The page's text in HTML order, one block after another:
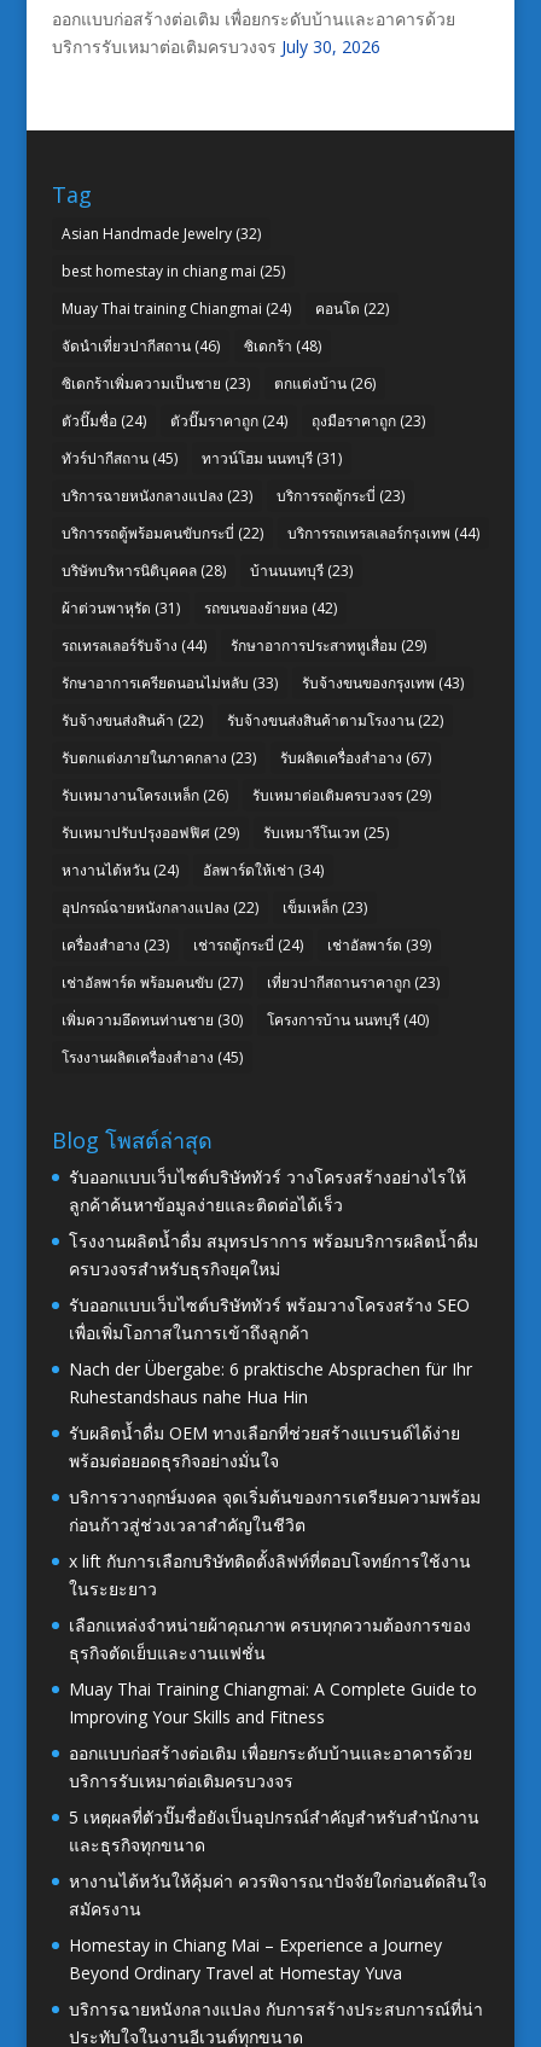
ออกแบบก่อสร้างต่อเติม เพื่อยกระดับบ้านและอาคารด้วย
บริการรับเหมาต่อเติมครบวงจร July 30, 2026
Tag
Asian Handmade Jewelry(32)
best homestay in chiang mai (25)
Muay Thai training Chiangmai (24) คอนโด (22)
จัดนำเที่ยวปากีสถาน(46) ซิเดกร้า (48)
ซิเดกร้าเพิ่มความเป็นชาย (23) ตกแต่งบ้าน(26)
ตัวปั๊มชื่อ(24) ตัวปั๊มราคาถูก(24) ถุงมือราคาถูก(23)
ทัวร์ปากีสถาน(45) ทาวน์โฮม นนทบุรี(31)
บริการฉายหนังกลางแปลง (23) บริการรถตู้กระบี่ (23)
บริการรถตู้พร้อมคนขับกระบี่ (22) บริการรถเทรลเลอร์กรุงเทพ (44)
บริษัทบริหารนิติบุคคล(28) บ้านนนทบุรี(23)
ผ้าต่วนพาหุรัด (31) รถขนของย้ายหอ(42)
รถเทรลเลอร์รับจ้าง (44) รักษาอาการประสาทหูเสื่อม (29)
รักษาอาการเครียดนอนไม่หลับ (33) รับจ้างขนของกรุงเทพ (43)
รับจ้างขนส่งสินค้า (22) รับจ้างขนส่งสินค้าตามโรงงาน(22)
รับตกแต่งภายในภาคกลาง (23) รับผลิตเครื่องสำอาง (67)
รับเหมางานโครงเหล็ก(26) รับเหมาต่อเติมครบวงจร(29)
รับเหมาปรับปรุงออฟฟิศ(29) รับเหมารีโนเวท (25)
หางานไต้หวัน(24) อัลพาร์ดให้เช่า (34)
อุปกรณ์ฉายหนังกลางแปลง (22) เข็มเหล็ก(23)
เครื่องสำอาง (23) เช่ารถตู้กระบี่ (24) เช่าอัลพาร์ด (39)
เช่าอัลพาร์ด พร้อมคนขับ (27) เที่ยวปากีสถานราคาถูก(23)
เพิ่มความอึดทนท่านชาย (30) โครงการบ้าน นนทบุรี(40)
โรงงานผลิตเครื่องสำอาง (45)
Blog โพสต์ล่าสุด
รับออกแบบเว็บไซต์บริษัททัวร์ วางโครงสร้างอย่างไรให้
ลูกค้าค้นหาข้อมูลง่ายและติดต่อได้เร็ว
โรงงานผลิตน้ำดื่ม สมุทรปราการ พร้อมบริการผลิตน้ำดื่ม
ครบวงจรสำหรับธุรกิจยุคใหม่
รับออกแบบเว็บไซต์บริษัททัวร์ พร้อมวางโครงสร้าง SEO
เพื่อเพิ่มโอกาสในการเข้าถึงลูกค้า
Nach der Übergabe: 6 praktische Absprachen für Ihr
Ruhestandshaus nahe Hua Hin
รับผลิตน้ำดื่ม OEM ทางเลือกที่ช่วยสร้างแบรนด์ได้ง่าย
พร้อมต่อยอดธุรกิจอย่างมั่นใจ
บริการวางฤกษ์มงคล จุดเริ่มต้นของการเตรียมความพร้อม
ก่อนก้าวสู่ช่วงเวลาสำคัญในชีวิต
x lift กับการเลือกบริษัทติดตั้งลิฟท์ที่ตอบโจทย์การใช้งาน
ในระยะยาว
เลือกแหล่งจำหน่ายผ้าคุณภาพ ครบทุกความต้องการของ
ธุรกิจตัดเย็บและงานแฟชั่น
Muay Thai Training Chiangmai: A Complete Guide to
Improving Your Skills and Fitness
ออกแบบก่อสร้างต่อเติม เพื่อยกระดับบ้านและอาคารด้วย
บริการรับเหมาต่อเติมครบวงจร
5 เหตุผลที่ตัวปั๊มชื่อยังเป็นอุปกรณ์สำคัญสำหรับสำนักงาน
และธุรกิจทุกขนาด
หางานไต้หวันให้คุ้มค่า ควรพิจารณาปัจจัยใดก่อนตัดสินใจ
สมัครงาน
Homestay in Chiang Mai – Experience a Journey
Beyond Ordinary Travel at Homestay Yuva
บริการฉายหนังกลางแปลง กับการสร้างประสบการณ์ที่น่า
ประทับใจในงานอีเวนต์ทุกขนาด